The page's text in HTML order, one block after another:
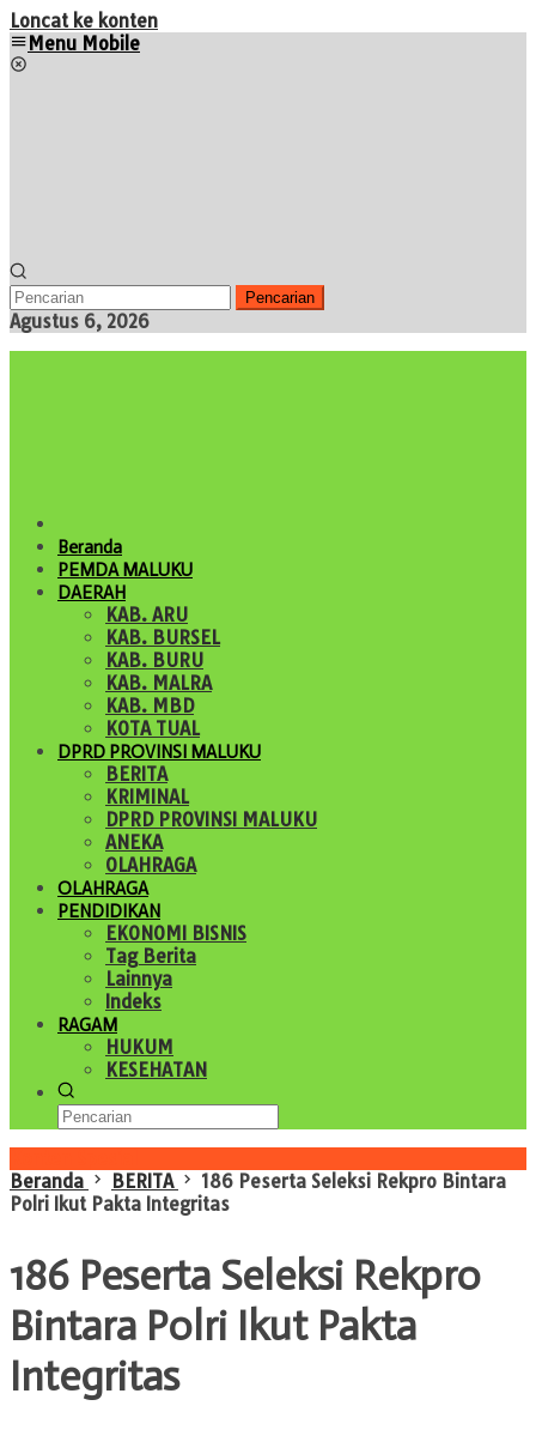
Loncat ke konten
Menu Mobile
Pencarian
Agustus 6, 2026
Beranda
PEMDA MALUKU
DAERAH
KAB. ARU
KAB. BURSEL
KAB. BURU
KAB. MALRA
KAB. MBD
KOTA TUAL
DPRD PROVINSI MALUKU
BERITA
KRIMINAL
DPRD PROVINSI MALUKU
ANEKA
OLAHRAGA
OLAHRAGA
PENDIDIKAN
EKONOMI BISNIS
Tag Berita
Lainnya
Indeks
RAGAM
HUKUM
KESEHATAN
Beranda
BERITA
186 Peserta Seleksi Rekpro Bintara
Polri Ikut Pakta Integritas
186 Peserta Seleksi Rekpro
Bintara Polri Ikut Pakta
Integritas